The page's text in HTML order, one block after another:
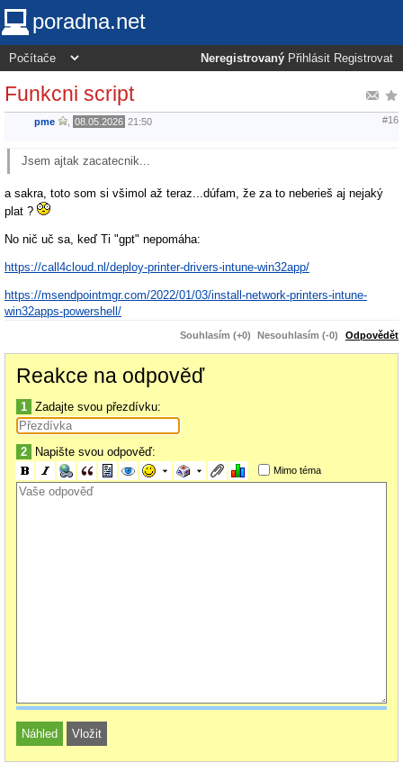
poradna.net
Neregistrovaný Přihlásit Registrovat
Funkcni script
pme 08.05.2026 21:50 #16
Jsem ajtak zacatecnik...
a sakra, toto som si všimol až teraz...dúfam, že za to neberieš aj nejaký
plat ?
No nič uč sa, keď Ti "gpt" nepomáha:
https://call4cloud.nl/deploy-printer-drivers-intune-win32app/
https://msendpointmgr.com/2022/01/03/install-network-printers-intune-
win32apps-powershell/
Souhlasím (+0) Nesouhlasím (-0) Odpovědět
Reakce na odpověď
1 Zadajte svou přezdívku:
2 Napište svou odpověď:
Mimo téma